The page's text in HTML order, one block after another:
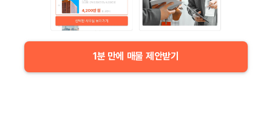
1분 만에 매물 제안받기